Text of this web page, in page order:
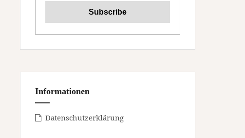
Informationen
Datenschutzerklärung